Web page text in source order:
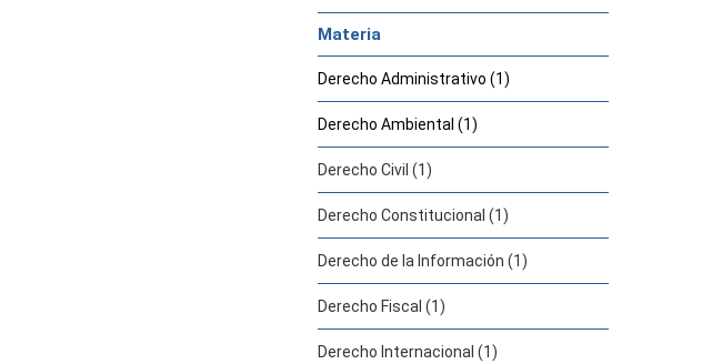
Materia
Derecho Administrativo (1)
Derecho Ambiental (1)
Derecho Civil (1)
Derecho Constitucional (1)
Derecho de la Información (1)
Derecho Fiscal (1)
Derecho Internacional (1)